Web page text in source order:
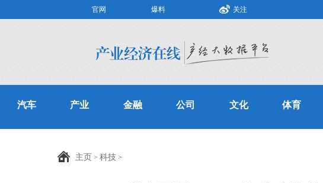
官网 爆料 关注
汽车 产业 金融 公司 文化 体育
主页 >科技 >